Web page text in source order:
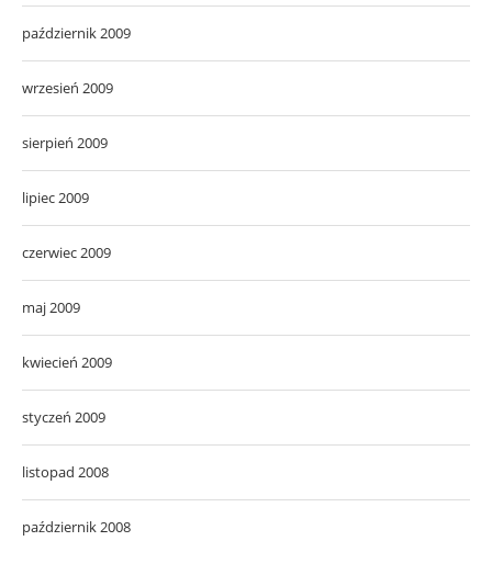
październik 2009
wrzesień 2009
sierpień 2009
lipiec 2009
czerwiec 2009
maj 2009
kwiecień 2009
styczeń 2009
listopad 2008
październik 2008